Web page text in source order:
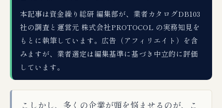
本記事は資金繰り総研 編集部が、業者カタログDB103
社の調査と運営元 株式会社PROTOCOL の実務知見を
もとに執筆しています。広告（アフィリエイト）を含
みますが、業者選定は編集基準に基づき中立的に評価
しています。
こしかし、多くの企業が頭を悩ませるのが、こ